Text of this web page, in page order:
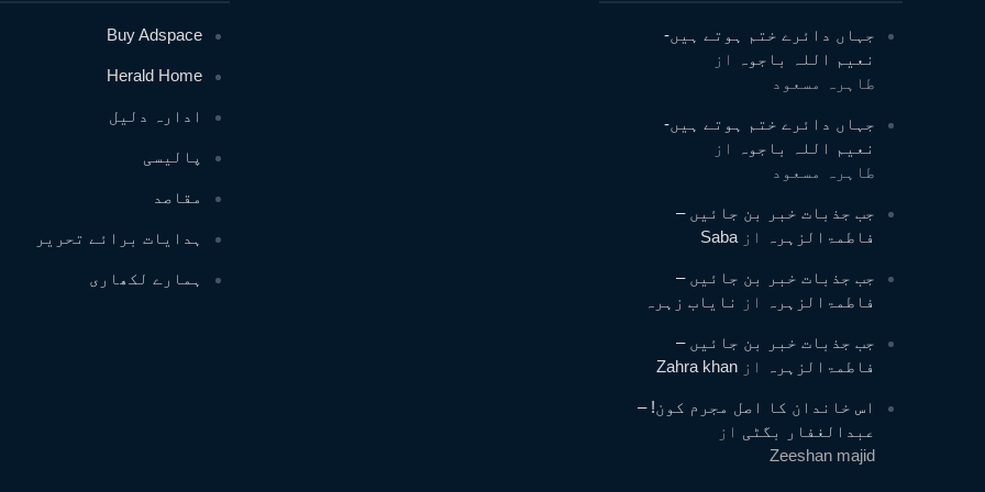
Buy Adspace
Herald Home
ادارہ دلیل
پالیسی
مقاصد
ہدایات برائے تحریر
ہمارے لکھاری
جہاں دائرے ختم ہوتے ہیں-
نعیم اللہ باجوہ
از
طاہرہ مسعود
جہاں دائرے ختم ہوتے ہیں-
نعیم اللہ باجوہ
از
طاہرہ مسعود
جب جذبات خبر بن جائیں –
فاطمۃالزہرہ
ازSaba
جب جذبات خبر بن جائیں –
فاطمۃالزہرہ
از نایاب زہرہ
جب جذبات خبر بن جائیں –
فاطمۃالزہرہ
ازZahra khan
اس خاندان کا اصل مجرم کون! –
عبدالغفار بگٹی از
Zeeshan majid